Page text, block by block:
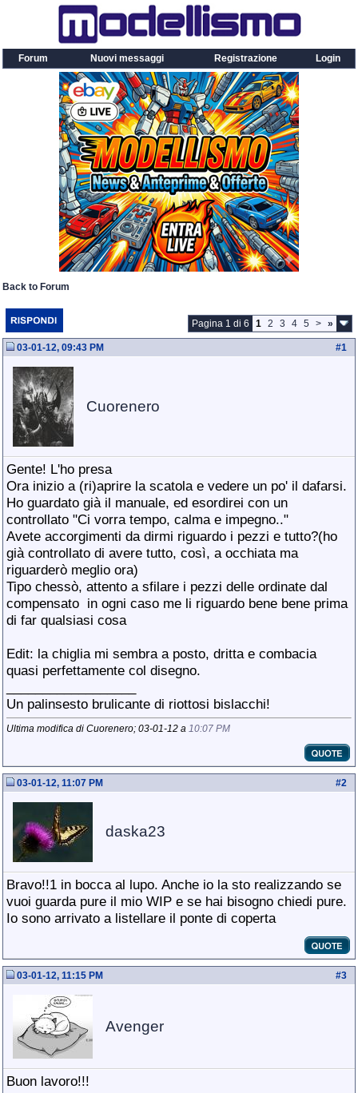
Forum Nuovi messaggi Registrazione Login
Back to Forum
Pagina 1 di 6 1 2 3 4 5 > »
#1
03-01-12, 09:43 PM
Cuorenero
Gente! L'ho presa
Ora inizio a (ri)aprire la scatola e vedere un po' il dafarsi.
Ho guardato già il manuale, ed esordirei con un
controllato "Ci vorra tempo, calma e impegno.."
Avete accorgimenti da dirmi riguardo i pezzi e tutto?(ho
già controllato di avere tutto, così, a occhiata ma
riguarderò meglio ora)
Tipo chessò, attento a sfilare i pezzi delle ordinate dal
compensato in ogni caso me li riguardo bene bene prima
di far qualsiasi cosa
Edit: la chiglia mi sembra a posto, dritta e combacia
quasi perfettamente col disegno.
Un palinsesto brulicante di riottosi bislacchi!
Ultima modifica di Cuorenero; 03-01-12 a 10:07 PM
#2
03-01-12, 11:07 PM
daska23
Bravo!!1 in bocca al lupo. Anche io la sto realizzando se
vuoi guarda pure il mio WIP e se hai bisogno chiedi pure.
Io sono arrivato a listellare il ponte di coperta
#3
03-01-12, 11:15 PM
Avenger
Buon lavoro!!!